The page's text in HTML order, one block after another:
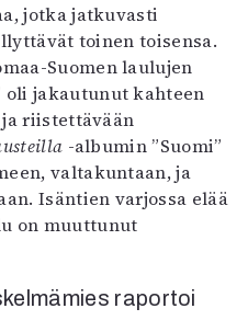
jotka jatkuvasti
toinen toisensa.
Suomen laulujen
oli jakautunut kahteen
riistettävään
-albumin ”Suomi”
valtakuntaan, ja
Isäntien varjossa elää
on muuttunut
raportoi